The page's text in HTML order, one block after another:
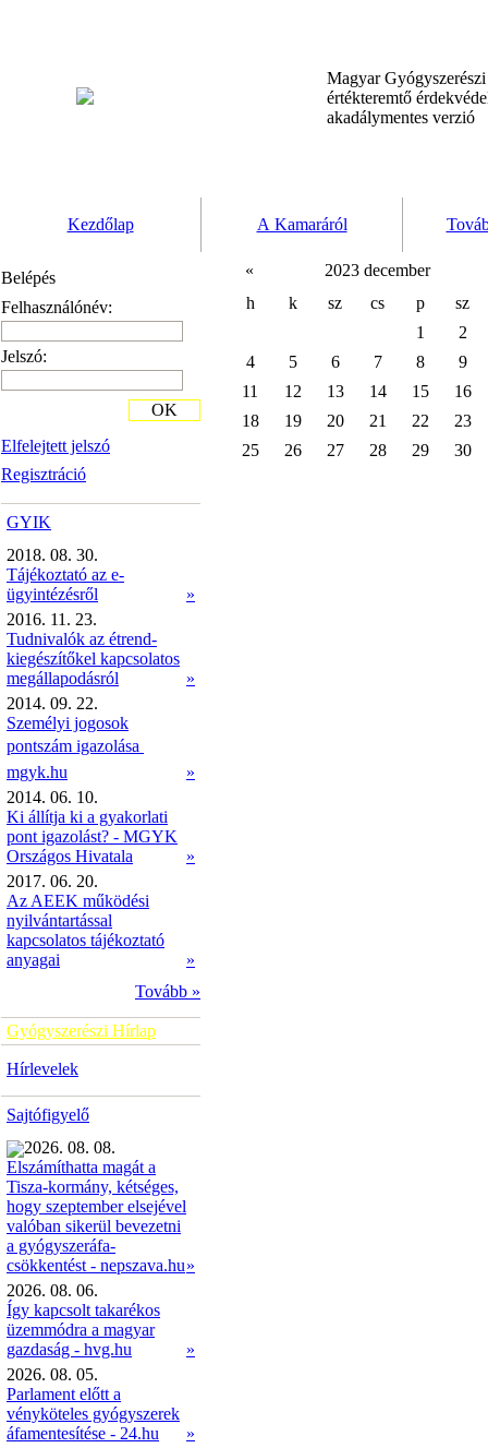
Magyar
értékteremtő
akadálymentes verzió
Kezdőlap A Kamaráról
Belépés
Felhasználónév:
Jelszó:
Elfelejtett jelszó
Regisztráció
OK
GYIK
2018. 08. 30.
Tájékoztató az e-
ügyintézésről
»
2016. 11. 23.
Tudnivalók az étrend-
kiegészítőkel kapcsolatos
megállapodásról
»
2014. 09. 22.
Személyi jogosok
pontszám igazolása 
mgyk.hu
»
2014. 06. 10.
Ki állítja ki a gyakorlati
pont igazolást? - MGYK
Országos Hivatala
»
2017. 06. 20.
Az AEEK működési
nyilvántartással
kapcsolatos tájékoztató
anyagai
»
Tovább »
Gyógyszerészi Hírlap
Hírlevelek
Sajtófigyelő
2026. 08. 08.
Elszámíthatta magát a
Tisza-kormány, kétséges,
hogy szeptember elsejével
valóban sikerül bevezetni
a gyógyszeráfa-
csökkentést - nepszava.hu»
2026. 08. 06.
Így kapcsolt takarékos
üzemmódra a magyar
gazdaság - hvg.hu
»
2026. 08. 05.
Parlament előtt a
vényköteles gyógyszerek
áfamentesítése - 24.hu
»
«
2023 december
h
k sz cs p
sz
1
2
4
5 6 7 8
9
11
12 13 14 15
16
18
19 20 21 22
23
25
26 27 28 29 30